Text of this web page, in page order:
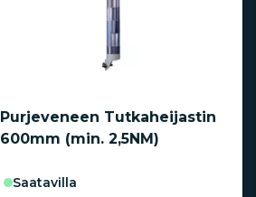
Purjeveneen Tutkaheijastin
600mm (min. 2,5NM)
saatavilla